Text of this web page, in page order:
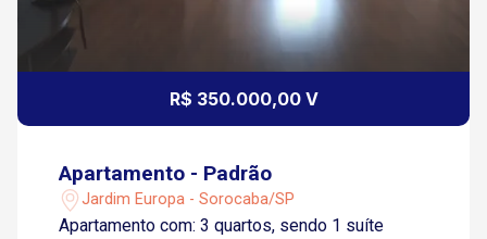
R$ 350.000,00 V
Apartamento - Padrão
Jardim Europa - Sorocaba/SP
Apartamento com: 3 quartos, sendo 1 suíte